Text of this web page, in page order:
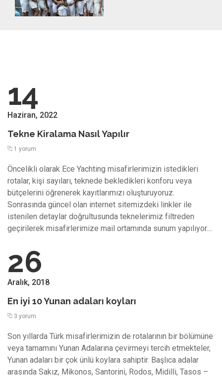
14
Haziran, 2022
Tekne Kiralama Nasıl Yapılır
1 yorum
Öncelikli olarak Ece Yachting misafirlerimizin istedikleri
rotalar, kişi sayıları, teknede bekledikleri konforu veya
bütçelerini öğrenerek kayıtlarımızı oluşturuyoruz.
Sonrasında güncel olan internet sitemizdeki linkler ile
istenilen detaylar doğrultusunda teknelerimiz filtreden
geçirilerek misafirlerimize mail ortamında sunum yapılıyor....
26
Aralık, 2018
En iyi 10 Yunan adaları koyları
3 yorum
Son yıllarda Türk misafirlerimizin de rotalarının bir bölümüne
veya tamamını Yunan Adalarına çevirmeyi tercih etmekteler,
Yunan adaları bir çok ünlü koylara sahiptir. Başlıca adalar
arasında Sakız, Mikonos, Santorini, Rodos, Midilli, Tasos –